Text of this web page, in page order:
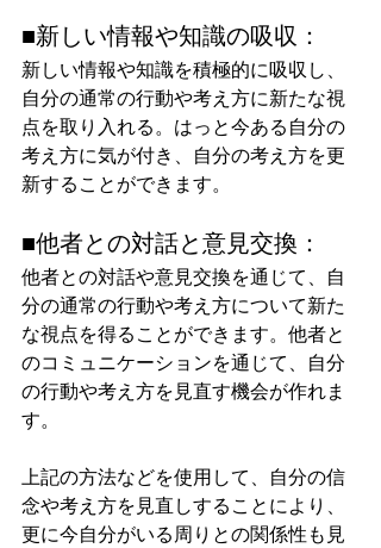
■新しい情報や知識の吸収：
新しい情報や知識を積極的に吸収し、
自分の通常の行動や考え方に新たな視
点を取り入れる。はっと今ある自分の
考え方に気が付き、自分の考え方を更
新することができます。
■他者との対話と意見交換：
他者との対話や意見交換を通じて、自
分の通常の行動や考え方について新た
な視点を得ることができます。他者と
のコミュニケーションを通じて、自分
の行動や考え方を見直す機会が作れま
す。
上記の方法などを使用して、自分の信
念や考え方を見直しすることにより、
更に今自分がいる周りとの関係性も見